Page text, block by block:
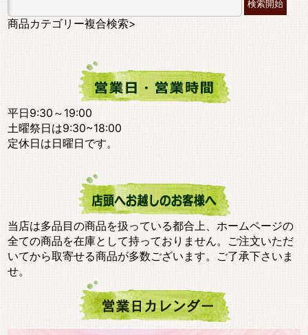
商品カテゴリー複合検索>
平日9:30～19:00
土曜祭日は9:30~18:00
定休日は日曜日です。
当店は多品目の商品を扱っている都合上、ホームページの
全ての商品を在庫として持っておりません。ご注文いただ
いてから取寄せる商品が多数ございます。ご了承下さいま
せ。